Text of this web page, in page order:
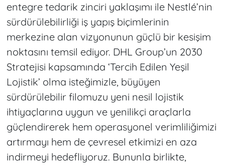
entegre tedarik zinciri yaklaşımı ile Nestlé’nin
sürdürülebilirliği iş yapış biçimlerinin
merkezine alan vizyonunun güçlü bir kesişim
noktasını temsil ediyor. DHL Group’un 2030
Stratejisi kapsamında ‘Tercih Edilen Yeşil
Lojistik’ olma isteğimizle, büyüyen
sürdürülebilir filomuzu yeni nesil lojistik
ihtiyaçlarına uygun ve yenilikçi araçlarla
güçlendirerek hem operasyonel verimliliğimizi
artırmayı hem de çevresel etkimizi en aza
indirmeyi hedefliyoruz. Bununla birlikte,